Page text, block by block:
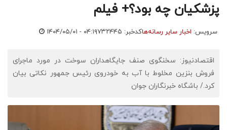
پزشکیان چه بود؟+ فیلم
سرویس: اخبار سایر رسانه‌هاکدخبر: ۷۳۲۴۴۵ ۱۴۰۴/۰۵/۰۱ - ۰۴:۱۹
اقتصادنیوز: سخنگوی صنف جایگاهداران سوخت در مورد ماجرای
فروش بنزین مخلوط با آب به خودروی رئیس جمهور نکاتی بیان‌
کرد./ باشگاه خبرنگاران جوان